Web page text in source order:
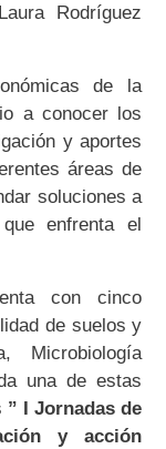
Rodríguez
de la
a conocer los
y aportes
áreas de
soluciones a
enfrenta el
con cinco
de suelos y
Microbiología
una de estas
” I Jornadas de
y acción